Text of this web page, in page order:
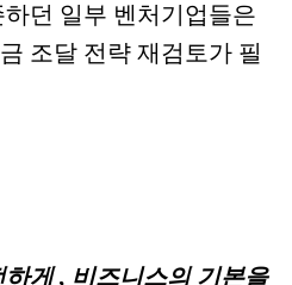
던 일부 벤처기업들은
조달 전략 재검토가 필
게 , 비즈니스의 기본을